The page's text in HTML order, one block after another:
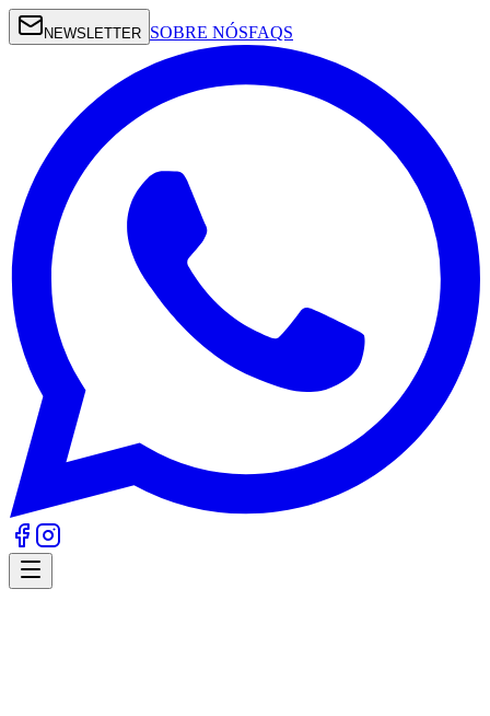
NEWSLETTER SOBRE NÓSFAQS